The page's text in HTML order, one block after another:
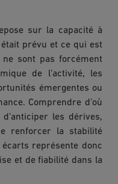
sur la capacité à
prévu et ce qui est
ne sont pas forcément
de l’activité, les
émergentes ou
Comprendre d’où
les dérives,
renforcer la stabilité
représente donc
et de fiabilité dans la